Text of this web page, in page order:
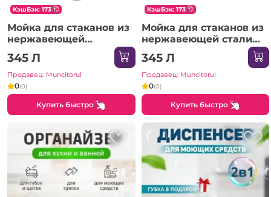
КэшБэк: 173
Мойка для стаканов из
нержавеющей
сталиSanDonna
(Черный)
345 Л
Продавец: Muncitorul
0(0)
Купить быстро
КэшБэк: 173
Мойка для стаканов из
нержавеющей стали
304 SanDonna
(Золотистый)
345 Л
Продавец: Muncitorul
0(0)
Купить быстро